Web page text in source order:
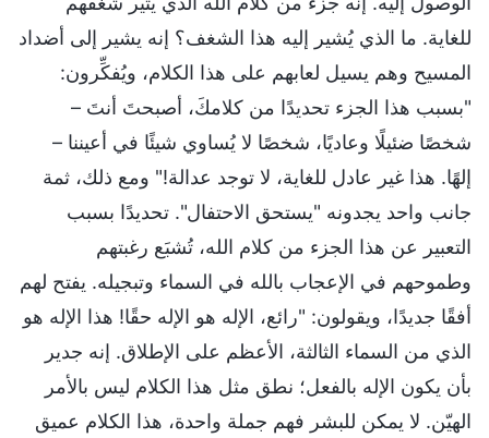
للغاية. ما الذي يُشير إليه هذا الشغف؟ إنه يشير إلى أضداد
المسيح وهم يسيل لعابهم على هذا الكلام، ويُفكِّرون:
"بسبب هذا الجزء تحديدًا من كلامكَ، أصبحتَ أنتَ –
شخصًا ضئيلًا وعاديًا، شخصًا لا يُساوي شيئًا في أعيننا –
إلهًا. هذا غير عادل للغاية، لا توجد عدالة!" ومع ذلك، ثمة
جانب واحد يجدونه "يستحق الاحتفال". تحديدًا بسبب
التعبير عن هذا الجزء من كلام الله، تُشبَع رغبتهم
وطموحهم في الإعجاب بالله في السماء وتبجيله. يفتح لهم
أفقًا جديدًا، ويقولون: "رائع، الإله هو الإله حقًا! هذا الإله هو
الذي من السماء الثالثة، الأعظم على الإطلاق. إنه جدير
بأن يكون الإله بالفعل؛ نطق مثل هذا الكلام ليس بالأمر
الهيّن. لا يمكن للبشر فهم جملة واحدة، هذا الكلام عميق